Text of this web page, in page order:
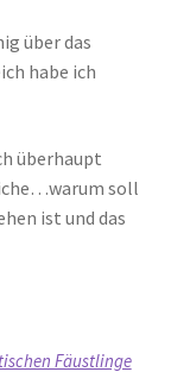
über das
habe ich
überhaupt
soll
ist und das
Fäustlinge